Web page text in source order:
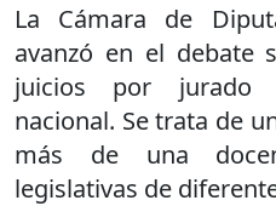
La Cámara de
avanzó en el debate
juicios por jurado
nacional. Se trata de
más de una
legislativas de